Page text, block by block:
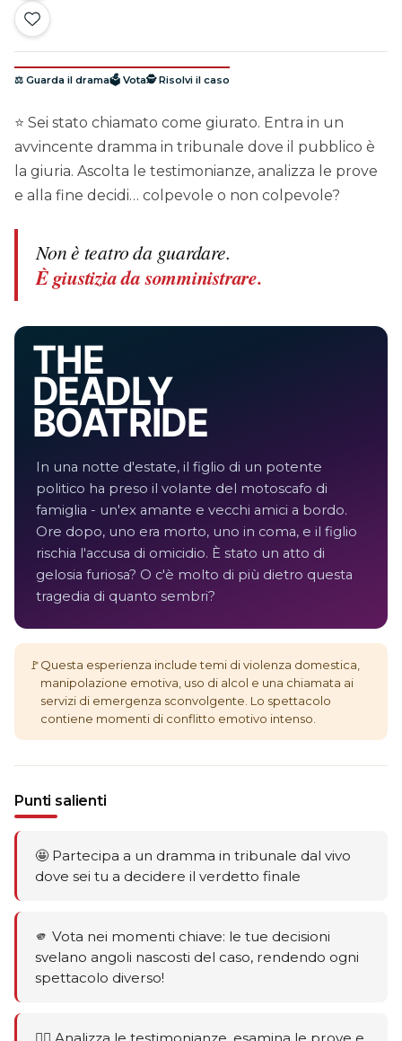
⚖️ Guarda il drama🗳️ Vota🕵️ Risolvi il caso
⭐ Sei stato chiamato come giurato. Entra in un
avvincente dramma in tribunale dove il pubblico è
la giuria. Ascolta le testimonianze, analizza le prove
e alla fine decidi… colpevole o non colpevole?
Non è teatro da guardare.
È giustizia da somministrare.
THE
DEADLY
BOATRIDE
In una notte d'estate, il figlio di un potente
politico ha preso il volante del motoscafo di
famiglia - un'ex amante e vecchi amici a bordo.
Ore dopo, uno era morto, uno in coma, e il figlio
rischia l'accusa di omicidio. È stato un atto di
gelosia furiosa? O c'è molto di più dietro questa
tragedia di quanto sembri?
🚩Questa esperienza include temi di violenza domestica,
manipolazione emotiva, uso di alcol e una chiamata ai
servizi di emergenza sconvolgente. Lo spettacolo
contiene momenti di conflitto emotivo intenso.
Punti salienti
🤩 Partecipa a un dramma in tribunale dal vivo
dove sei tu a decidere il verdetto finale
🫵 Vota nei momenti chiave: le tue decisioni
svelano angoli nascosti del caso, rendendo ogni
spettacolo diverso!